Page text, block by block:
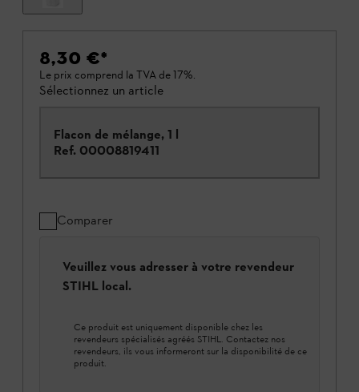
8,30 €*
Le prix comprend la TVA de 17%.
Sélectionnez un article
Flacon de mélange, 1 l
Ref. 00008819411
Comparer
Veuillez vous adresser à votre revendeur
STIHL local.
Ce produit est uniquement disponible chez les
revendeurs spécialisés agréés STIHL. Contactez nos
revendeurs, ils vous informeront sur la disponibilité de ce
produit.